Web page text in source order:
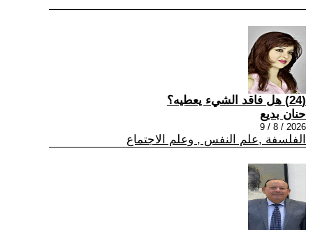
(24) هل فاقد الشيء يعطيه؟
حنان بديع
2026 / 8 / 9
الفلسفة ,علم النفس , وعلم الاجتماع